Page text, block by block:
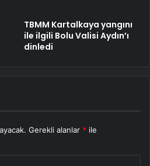
TBMM Kartalkaya yangını
ile ilgili Bolu Valisi Aydın’ı
dinledi
Gerekli alanlar * ile